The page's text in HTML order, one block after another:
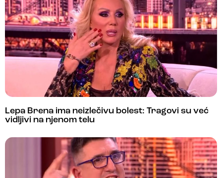
Lepa Brena ima neizlečivu bolest: Tragovi su već
vidljivi na njenom telu